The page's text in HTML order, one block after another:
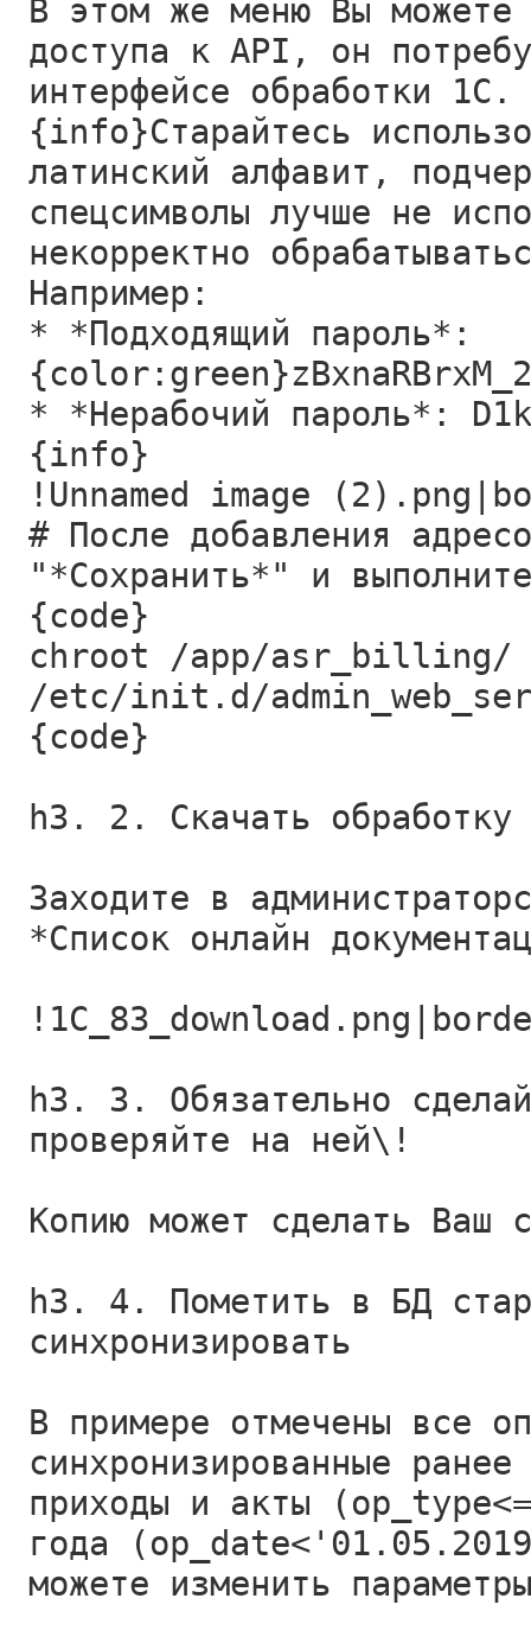
В этом же меню Вы можете
доступа к API, он
интерфейсе обработки 1С.
{info}Старайтесь
латинский алфавит,
спецсимволы лучше не
некорректно
Например:
* *Подходящий пароль*:
* *Нерабочий пароль*:
{info}
!Unnamed image
# После добавления
"*Сохранить*" и
{code}
chroot /app/asr_billing/
/etc/init.d/
{code}
h3. 2. Скачать
Заходите в
*Cписок онлайн
h3. 3. Обязательно
проверяйте на ней\!
Копию может сделать Ваш
h3. 4. Пометить в БД
синхронизировать
В примере отмечены все
синхронизированные
приходы и акты
года
можете изменить